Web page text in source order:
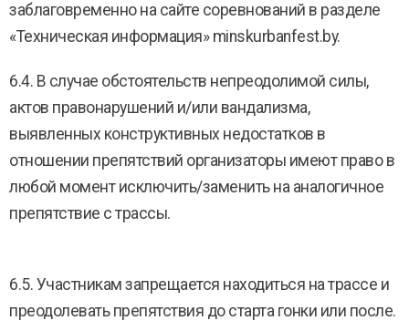
заблаговременно на сайте соревнований в разделе
«Техническая информация» minskurbanfest.by.
6.4. В случае обстоятельств непреодолимой силы,
актов правонарушений и/или вандализма,
выявленных конструктивных недостатков в
отношении препятствий организаторы имеют право в
любой момент исключить/заменить на аналогичное
препятствие с трассы.
6.5. Участникам запрещается находиться на трассе и
преодолевать препятствия до старта гонки или после.